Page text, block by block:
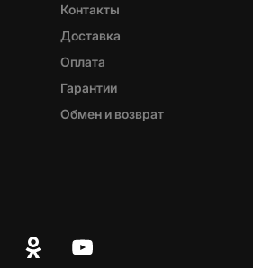
Контакты
Доставка
Оплата
Гарантии
Обмен и возврат